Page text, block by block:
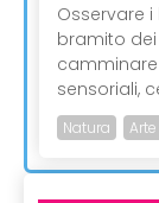
Osservare
bramito dei
sensoriali,
Natura